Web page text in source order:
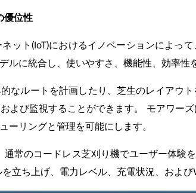
優位性
ット(IoT)におけるイノベーションによっ
に統合し、使いやすさ、機能性、効率性
なルートを計画したり、芝生のレイアウ
よび監視することができます。 モアワー
リングと管理を可能にします。
常のコードレス芝刈り機でユーザー体
立ち上げ、電力レベル、充電状況、およ